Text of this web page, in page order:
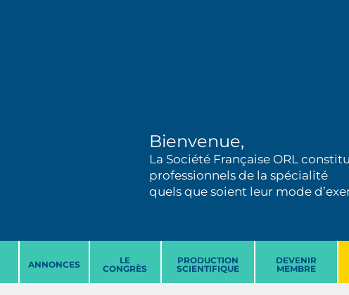
Bienvenue,
La Société Française ORL
professionnels de la spécialité
quels que soient leur mode
ANNONCES
LE
CONGRÈS
PRODUCTION
SCIENTIFIQUE
DEVENIR
MEMBRE